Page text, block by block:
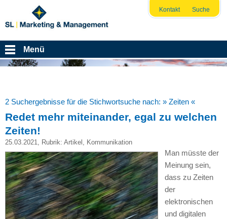
Kontakt Suche
Menü
2 Suchergebnisse für die Stichwortsuche nach: » Zeiten «
Redet mehr miteinander, egal zu welchen
Zeiten!
25.03.2021, Rubrik: Artikel , Kommunikation
Man müsste der
Meinung sein,
dass zu Zeiten
der
elektronischen
und digitalen